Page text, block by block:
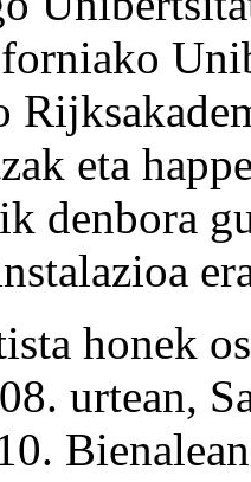
eta
denbora
honek
urtean,